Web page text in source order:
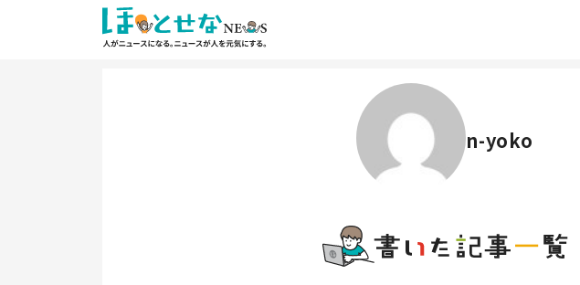
n-yoko